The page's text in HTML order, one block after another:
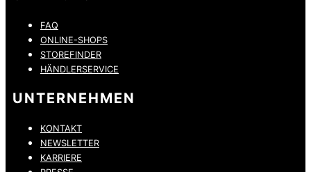
FAQ
ONLINE-SHOPS
STOREFINDER
HÄNDLERSERVICE
UNTERNEHMEN
KONTAKT
NEWSLETTER
KARRIERE